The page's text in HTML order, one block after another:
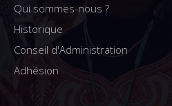
Qui sommes-nous ?
Historique
Conseil d'Administration
Adhésion